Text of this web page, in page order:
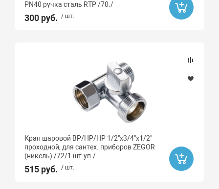
PN40 ручка сталь RTP /70./
300 руб. / шт.
Кран шаровой ВР/НР/НР 1/2"х3/4"х1/2"
проходной, для сантех. приборов ZEGOR
(никель) /72/1 шт.уп./
515 руб. / шт.